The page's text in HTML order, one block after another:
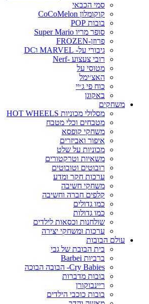
סמי הכבאי
קוקומלון CoCoMelon
בובות POP
סופר מריו Super Mario
פרוזן-FROZEN
גיבורי על- MARVEL וDC
רובי צעצוע -Nerf
מטוסי על
האצ׳ימל
כוח פי ג׳יי
באקוגן
משחקים
מסלולי מכוניות HOT WHEELS
מטבחים וכלי מטבח
משחקי קופסא
איפור ואביזרים
מכוניות על שלט
משאיות וטרקטורים
רובוטים וטובוטים
ערכות חקר ומדע
משחקי חשיבה
קלפים חברה וחשיבה
כמו גדולים
כמו גדולות
שולחנות וכסאות לילדים
ערכות ומשחקי יצירה
עולם הבובות
בית הבובת של גבי
ברביות Barbei
Cry Babies- הבובה הבוכה
בובות מדברות
ריינבוקורן
בובות כוכבי הילדים